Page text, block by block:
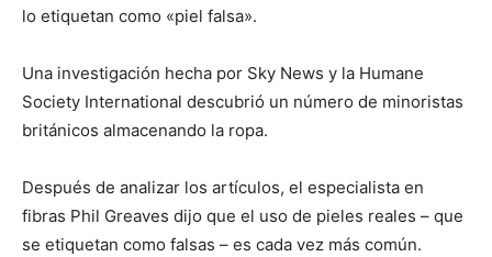
lo etiquetan como «piel falsa».
Una investigación hecha por Sky News y la Humane
Society International descubrió un número de minoristas
británicos almacenando la ropa.
Después de analizar los artículos, el especialista en
fibras Phil Greaves dijo que el uso de pieles reales – que
se etiquetan como falsas – es cada vez más común.